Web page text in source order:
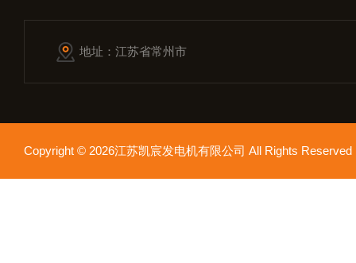
地址：江苏省常州市
Copyright © 2026江苏凯宸发电机有限公司 All Rights